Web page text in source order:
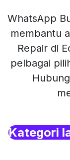
WhatsApp
membantu
Repair di
pelbagai
Kategori